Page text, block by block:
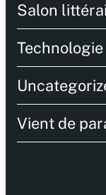
Salon
Technologie
Vient de